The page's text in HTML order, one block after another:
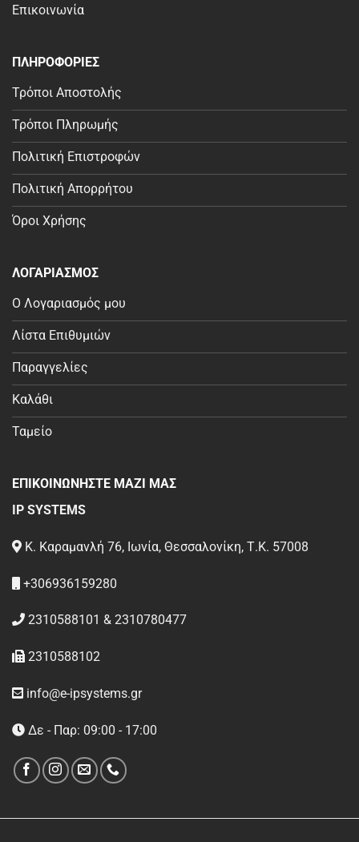
Επικοινωνία
ΠΛΗΡΟΦΟΡΙΕΣ
Τρόποι Αποστολής
Τρόποι Πληρωμής
Πολιτική Επιστροφών
Πολιτική Απορρήτου
Όροι Χρήσης
ΛΟΓΑΡΙΑΣΜΟΣ
Ο Λογαριασμός μου
Λίστα Επιθυμιών
Παραγγελίες
Καλάθι
Ταμείο
ΕΠΙΚΟΙΝΩΝΗΣΤΕ ΜΑΖΙ ΜΑΣ
IP SYSTEMS
Κ. Καραμανλή 76, Ιωνία, Θεσσαλονίκη, Τ.Κ. 57008
+306936159280
2310588101 & 2310780477
2310588102
info@e-ipsystems.gr
Δε - Παρ: 09:00 - 17:00